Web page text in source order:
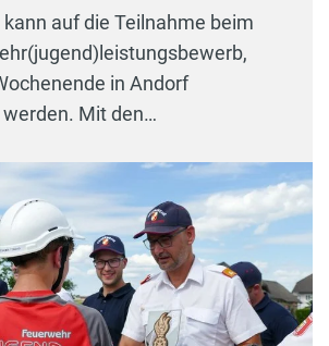
auf die Teilnahme beim
in Andorf
Mit den…